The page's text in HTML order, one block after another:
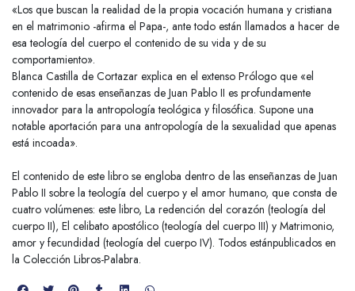
«Los que buscan la realidad de la propia vocación humana y cristiana
en el matrimonio -afirma el Papa-, ante todo están llamados a hacer de
esa teología del cuerpo el contenido de su vida y de su
comportamiento».
Blanca Castilla de Cortazar explica en el extenso Prólogo que «el
contenido de esas enseñanzas de Juan Pablo II es profundamente
innovador para la antropología teológica y filosófica. Supone una
notable aportación para una antropología de la sexualidad que apenas
está incoada».
El contenido de este libro se engloba dentro de las enseñanzas de Juan
Pablo II sobre la teología del cuerpo y el amor humano, que consta de
cuatro volúmenes: este libro, La redención del corazón (teología del
cuerpo II), El celibato apostólico (teología del cuerpo III) y Matrimonio,
amor y fecundidad (teología del cuerpo IV). Todos estánpublicados en
la Colección Libros-Palabra.